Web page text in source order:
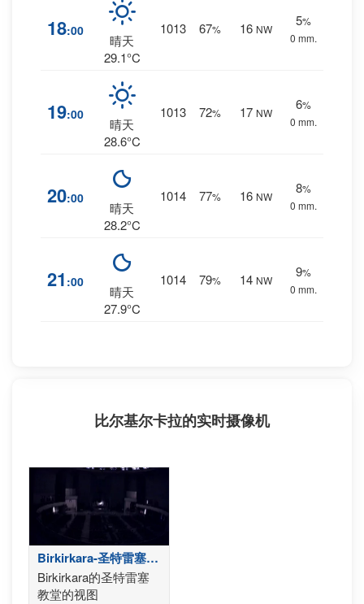
18:00
晴天
29.1°C
1013 67% 16 NW
5%
0 mm.
19:00
晴天
28.6°C
1013 72% 17 NW
6%
0 mm.
20:00
晴天
28.2°C
1014 77% 16 NW
8%
0 mm.
21 :00
晴天
27.9°C
1014 79% 14 NW
9%
0 mm.
比尔基尔卡拉的实时摄像机
Birkirkara-圣特雷塞教
堂
Birkirkara的圣特雷塞
教堂的视图